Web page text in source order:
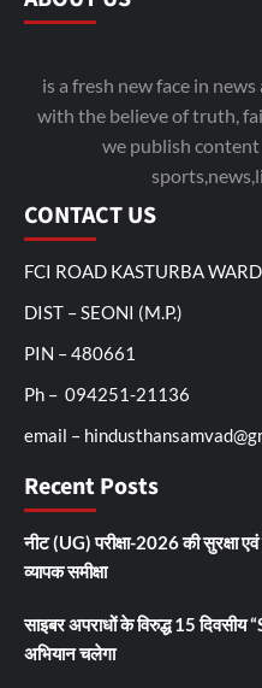
is a fresh new face in
with the believe of truth,
we publish content
CONTACT US
FCI ROAD KASTURBA WARD
DIST – SEONI (M.P.)
PIN – 480661
Ph – 094251-21136
email –
Recent Posts
नीट (UG) परीक्षा-2026 की सुरक्षा
व्यापक समीक्षा
साइबर अपराधों के विरुद्ध 15
अभियान चलेगा